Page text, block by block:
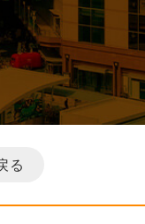
る